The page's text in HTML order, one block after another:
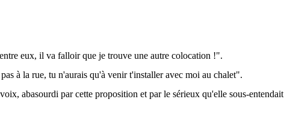
eux, il va falloir que je trouve une autre colocation !".
à la rue, tu n'aurais qu'à venir t'installer avec moi au chalet".
abasourdi par cette proposition et par le sérieux qu'elle sous-entendait